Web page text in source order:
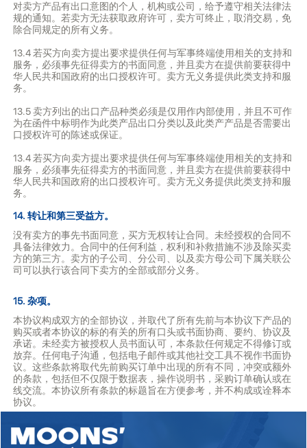
对卖方产品有出口意图的个人，机构或公司，给予遵守相关法律法
规的通知。若卖方无法获取政府许可，卖方可终止，取消交易，免
除合同规定的所有义务。
13.4 若买方向卖方提出要求提供任何与军事终端使用相关的支持和
服务，必须事先征得卖方的书面同意，并且卖方在提供前要获得中
华人民共和国政府的出口授权许可。卖方无义务提供此类支持和服
务。
13.5 卖方列出的出口产品种类必须是仅用作内部使用，并且不可作
为在函件中标明作为此类产品出口分类以及此类产产品是否需要出
口授权许可的陈述或保证。
13.4 若买方向卖方提出要求提供任何与军事终端使用相关的支持和
服务，必须事先征得卖方的书面同意，并且卖方在提供前要获得中
华人民共和国政府的出口授权许可。卖方无义务提供此类支持和服
务。
14. 转让和第三受益方。
没有卖方的事先书面同意，买方无权转让合同。未经授权的合同不
具备法律效力。合同中的任何利益，权利和补救措施不涉及除买卖
方的第三方。卖方的子公司、分公司、以及卖方母公司下属关联公
司可以执行该合同下卖方的全部或部分义务。
15. 杂项。
本协议构成双方的全部协议，并取代了所有先前与本协议下产品的
购买或者本协议的标的有关的所有口头或书面协商、要约、协议及
承诺。未经卖方被授权人员书面认可，本条款任何规定不得修订或
放弃。任何电子沟通，包括电子邮件或其他社交工具不视作书面协
议。这些条款将取代先前购买订单中出现的所有不同，冲突或额外
的条款，包括但不仅限于数据表，操作说明书，采购订单确认或在
线交流。本协议所有条款的标题旨在方便参考，并不构成或诠释本
协议。